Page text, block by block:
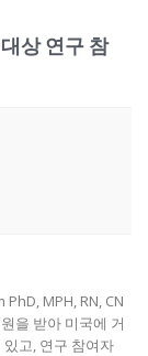
상 연구 참
MPH, RN, CN
을 받아 미국에 거
고, 연구 참여자